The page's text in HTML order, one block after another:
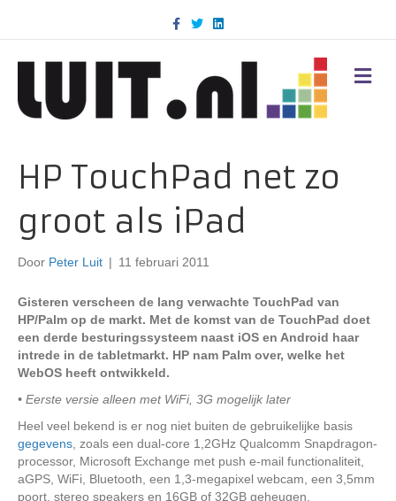
c
k
T
w
i
n
d
M
E
HP TouchPad net zo
groot als iPad
Door Peter Luit | 11 februari 2011
Gisteren verscheen de lang verwachte TouchPad van
HP/Palm op de markt. Met de komst van de TouchPad doet
een derde besturingssysteem naast iOS en Android haar
intrede in de tabletmarkt. HP nam Palm over, welke het
WebOS heeft ontwikkeld.
• Eerste versie alleen met WiFi, 3G mogelijk later
Heel veel bekend is er nog niet buiten de gebruikelijke basis
gegevens , zoals een dual-core 1,2GHz Qualcomm Snapdragon-
processor, Microsoft Exchange met push e-mail functionaliteit,
aGPS, WiFi, Bluetooth, een 1,3-megapixel webcam, een 3,5mm
poort, stereo speakers en 16GB of 32GB geheugen.